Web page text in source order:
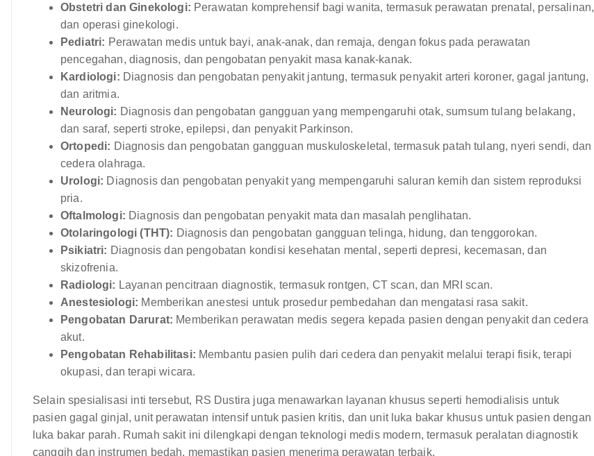
Obstetri dan Ginekologi: Perawatan komprehensif bagi wanita, termasuk perawatan prenatal, persalinan,
dan operasi ginekologi.
Pediatri: Perawatan medis untuk bayi, anak-anak, dan remaja, dengan fokus pada perawatan
pencegahan, diagnosis, dan pengobatan penyakit masa kanak-kanak.
Kardiologi: Diagnosis dan pengobatan penyakit jantung, termasuk penyakit arteri koroner, gagal jantung,
dan aritmia.
Neurologi: Diagnosis dan pengobatan gangguan yang mempengaruhi otak, sumsum tulang belakang,
dan saraf, seperti stroke, epilepsi, dan penyakit Parkinson.
Ortopedi: Diagnosis dan pengobatan gangguan muskuloskeletal, termasuk patah tulang, nyeri sendi, dan
cedera olahraga.
Urologi: Diagnosis dan pengobatan penyakit yang mempengaruhi saluran kemih dan sistem reproduksi
pria.
Oftalmologi: Diagnosis dan pengobatan penyakit mata dan masalah penglihatan.
Otolaringologi (THT): Diagnosis dan pengobatan gangguan telinga, hidung, dan tenggorokan.
Psikiatri: Diagnosis dan pengobatan kondisi kesehatan mental, seperti depresi, kecemasan, dan
skizofrenia.
Radiologi: Layanan pencitraan diagnostik, termasuk rontgen, CT scan, dan MRI scan.
Anestesiologi: Memberikan anestesi untuk prosedur pembedahan dan mengatasi rasa sakit.
Pengobatan Darurat: Memberikan perawatan medis segera kepada pasien dengan penyakit dan cedera
akut.
Pengobatan Rehabilitasi: Membantu pasien pulih dari cedera dan penyakit melalui terapi fisik, terapi
okupasi, dan terapi wicara.
Selain spesialisasi inti tersebut, RS Dustira juga menawarkan layanan khusus seperti hemodialisis untuk
pasien gagal ginjal, unit perawatan intensif untuk pasien kritis, dan unit luka bakar khusus untuk pasien dengan
luka bakar parah. Rumah sakit ini dilengkapi dengan teknologi medis modern, termasuk peralatan diagnostik
canggih dan instrumen bedah, memastikan pasien menerima perawatan terbaik.